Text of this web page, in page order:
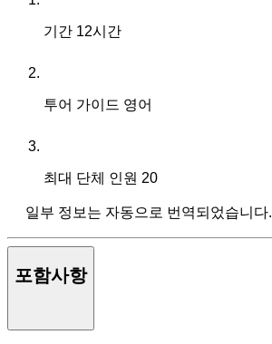
기간 12시간
투어 가이드 영어
최대 단체 인원 20
일부 정보는 자동으로 번역되었습니다.
포함사항